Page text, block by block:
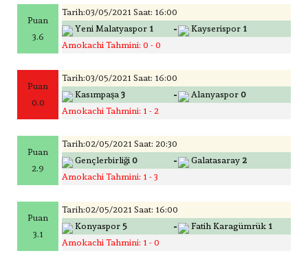
Puan
3.6
Tarih:03/05/2021 Saat: 16:00
Yeni Malatyaspor 1 - Kayserispor 1
Amokachi Tahmini: 0 - 0
Puan
0.0
Tarih:03/05/2021 Saat: 16:00
Kasımpaşa 3 - Alanyaspor 0
Amokachi Tahmini: 1 - 2
Puan
2.9
Tarih:02/05/2021 Saat: 20:30
Gençlerbirliği 0 - Galatasaray 2
Amokachi Tahmini: 1 - 3
Puan
3.1
Tarih:02/05/2021 Saat: 16:00
Konyaspor 5 - Fatih Karagümrük 1
Amokachi Tahmini: 1 - 0